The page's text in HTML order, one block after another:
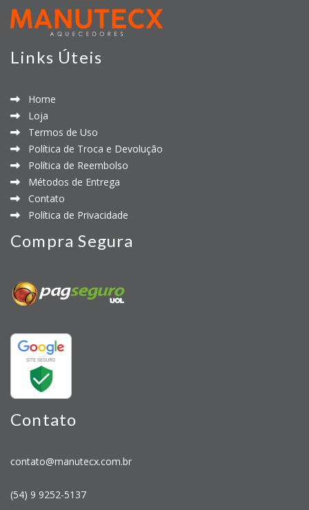
Links Úteis
Home
Loja
Termos de Uso
Política de Troca e Devolução
Política de Reembolso
Métodos de Entrega
Contato
Política de Privacidade
Compra Segura
Contato
contato@manutecx.com.br
(54) 9 9252-5137